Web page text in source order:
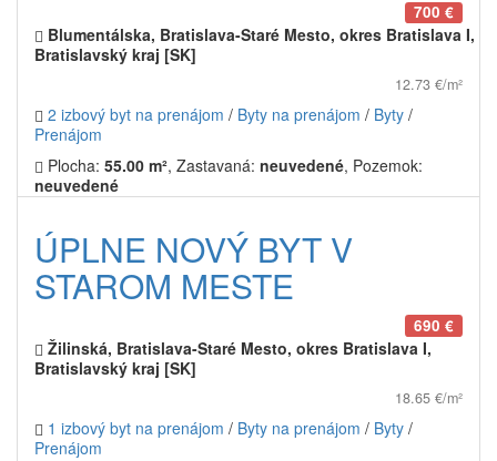
700 €
Blumentálska, Bratislava-Staré Mesto, okres Bratislava I,
Bratislavský kraj [SK]
12.73 €/m²
2 izbový byt na prenájom / Byty na prenájom / Byty /
Prenájom
Plocha: 55.00 m², Zastavaná: neuvedené, Pozemok:
neuvedené
ÚPLNE NOVÝ BYT V
STAROM MESTE
690 €
Žilinská, Bratislava-Staré Mesto, okres Bratislava I,
Bratislavský kraj [SK]
18.65 €/m²
1 izbový byt na prenájom / Byty na prenájom / Byty /
Prenájom